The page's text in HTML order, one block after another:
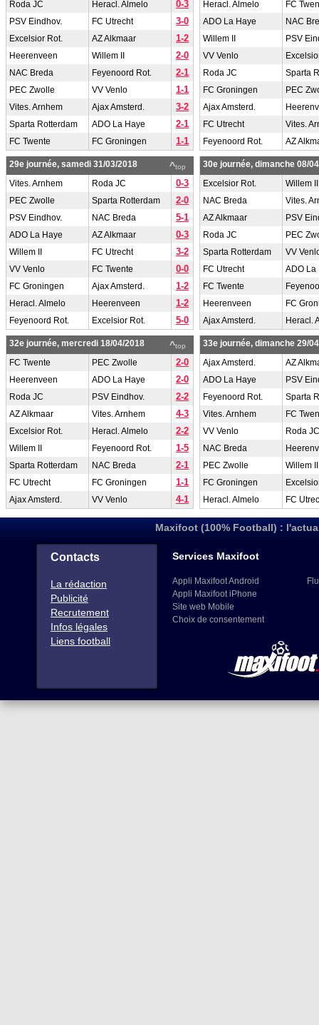
Roda JC Heracl. Almelo 0-3
PSV Eindhov. FC Utrecht 3-0
Excelsior Rot. AZ Alkmaar 1-2
Heerenveen Willem II 2-0
NAC Breda Feyenoord Rot. 2-1
PEC Zwolle VV Venlo 1-1
Vites. Arnhem Ajax Amsterd. 3-2
Sparta Rotterdam ADO La Haye 2-1
FC Twente FC Groningen 1-1
Heracl. Almelo
FC
ADO La Haye
NAC
Willem II
PSV
VV Venlo
Roda JC
Sparta
FC Groningen
PEC
Ajax Amsterd.
FC Utrecht
Vites.
Feyenoord Rot.
AZ
^top
29e journée, samedi 31/03/2018
Vites. Arnhem
Roda JC 0-3
PEC Zwolle Sparta Rotterdam 2-0
PSV Eindhov. NAC Breda 5-1
ADO La Haye AZ Alkmaar 0-3
Willem II FC Utrecht 3-2
VV Venlo FC Twente 0-0
FC Groningen Ajax Amsterd. 1-2
Heracl. Almelo Heerenveen 1-2
Feyenoord Rot. Excelsior Rot. 5-0
30e journée, dimanche 08/
Excelsior Rot.
Willem II
NAC Breda
Vites.
AZ Alkmaar
PSV
Roda JC
PEC
Sparta Rotterdam
VV
FC Utrecht
ADO La
FC Twente
Heerenveen
FC
Ajax Amsterd.
Heracl.
^top
32e journée, mercredi 18/04/2018
FC Twente
PEC Zwolle 2-0
Heerenveen ADO La Haye 2-0
Roda JC PSV Eindhov. 2-2
AZ Alkmaar Vites. Arnhem 4-3
Excelsior Rot. Heracl. Almelo 2-2
Willem II Feyenoord Rot. 1-5
Sparta Rotterdam NAC Breda 2-1
FC Utrecht FC Groningen 1-1
Ajax Amsterd. VV Venlo 4-1
33e journée, dimanche 29/
Ajax Amsterd.
AZ
ADO La Haye
PSV
Feyenoord Rot.
Sparta
Vites. Arnhem
FC
VV Venlo
Roda JC
NAC Breda
PEC Zwolle
Willem II
FC Groningen
Heracl. Almelo
FC
Maxifoot (100% Football) :
Contacts
La rédaction
Publicité
Recrutement
Infos légales
Liens football
Services Maxifoot
Appli Maxifoot Android
Appli Maxifoot iPhone
Site web Mobile
Choix de consentement